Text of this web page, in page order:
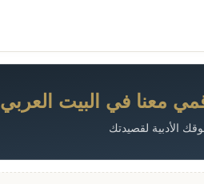
معنا في البيت العربي
الأدبية لقصيدتك